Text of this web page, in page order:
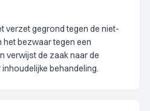
verzet gegrond tegen de niet-
het bezwaar tegen een
verwijst de zaak naar de
behandeling.